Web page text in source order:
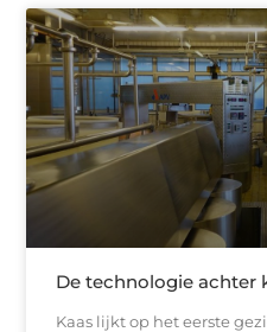
De technologie achter
Kaas lijkt op het eerste